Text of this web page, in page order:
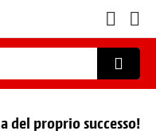
del proprio successo!